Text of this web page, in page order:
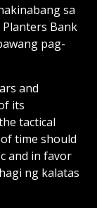
sa
Bank
pag-
and
its
tactical
time should
and in favor
ng kalatas